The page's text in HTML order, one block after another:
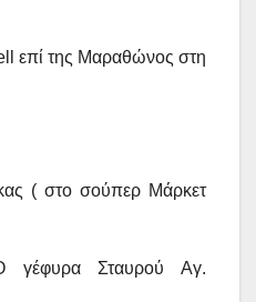
επί της Μαραθώνος στη
( στο σούπερ Μάρκετ
γέφυρα Σταυρού Αγ.